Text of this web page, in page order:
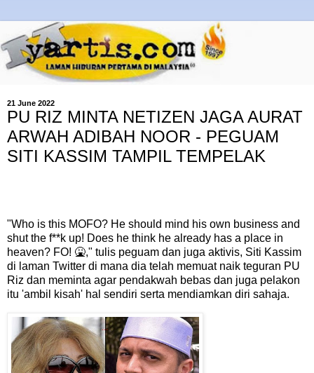
21 June 2022
PU RIZ MINTA NETIZEN JAGA AURAT
ARWAH ADIBAH NOOR - PEGUAM
SITI KASSIM TAMPIL TEMPELAK
"Who is this MOFO? He should mind his own business and
shut the f**k up! Does he think he already has a place in
heaven? FO! 🤮," tulis peguam dan juga aktivis, Siti Kassim
di laman Twitter di mana dia telah memuat naik teguran PU
Riz dan meminta agar pendakwah bebas dan juga pelakon
itu 'ambil kisah' hal sendiri serta mendiamkan diri sahaja.